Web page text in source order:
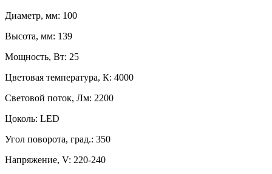
Диаметр, мм: 100
Высота, мм: 139
Мощность, Вт: 25
Цветовая температура, К: 4000
Световой поток, Лм: 2200
Цоколь: LED
Угол поворота, град.: 350
Напряжение, V: 220-240